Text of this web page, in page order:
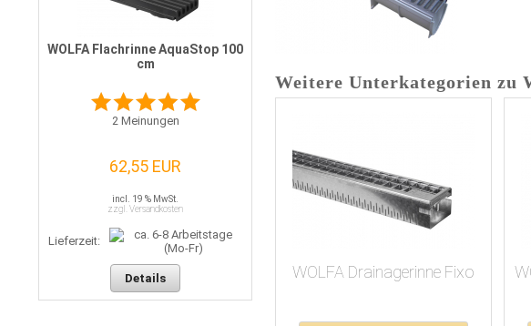
Weitere Unterkategorien zu
WOLFA Drainagerinne Fixo
WOLFA Flachrinne AquaStop 100
cm
2Meinungen
62,55 EUR
incl. 19 % MwSt.
zzgl. Versandkosten
Lieferzeit:
Details